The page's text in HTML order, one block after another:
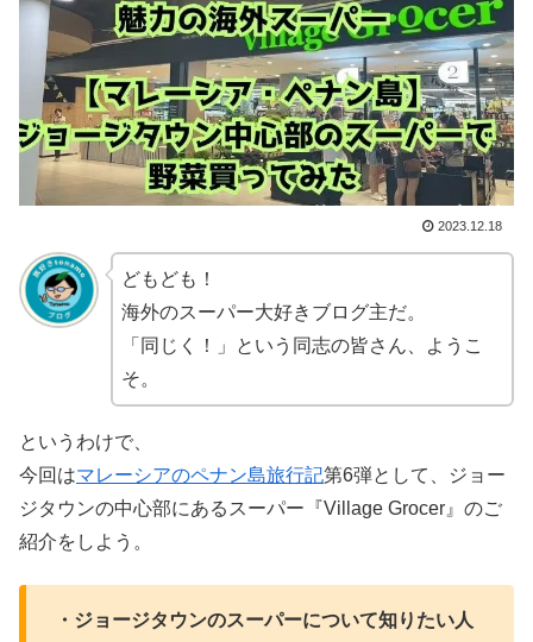
2023.12.18
どもども！
海外のスーパー大好きブログ主だ。
「同じく！」という同志の皆さん、ようこ
そ。
というわけで、
今回はマレーシアのペナン島旅行記第6弾として、ジョー
ジタウンの中心部にあるスーパー『Village Grocer』のご
紹介をしよう。
・ジョージタウンのスーパーについて知りたい人